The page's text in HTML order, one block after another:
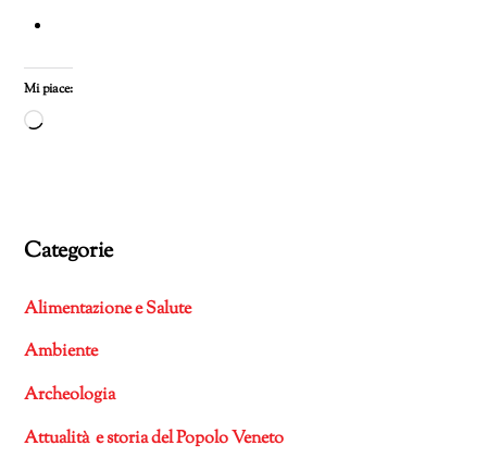
Mi piace:
Caricamento
Categorie
Alimentazione e Salute
Ambiente
Archeologia
Attualità e storia del Popolo Veneto